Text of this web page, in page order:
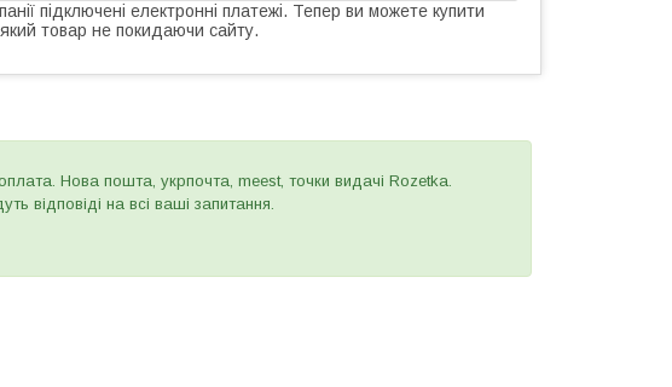
підключені електронні платежі. Тепер ви можете купити
товар не покидаючи сайту.
Нова пошта, укрпочта, meest, точки видачі Rozetka.
відповіді на всі ваші запитання.